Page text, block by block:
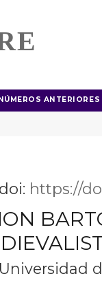
ANTERIORES
doi: https://
Universidad